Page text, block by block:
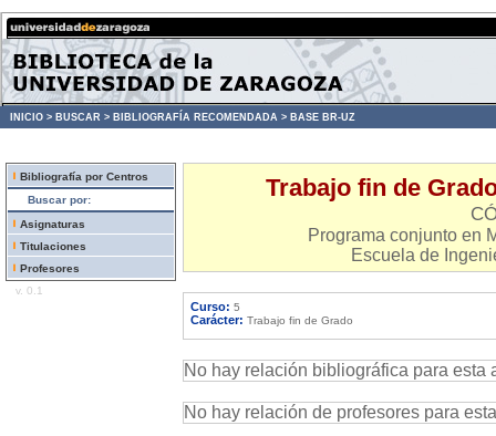
INICIO > BUSCAR > BIBLIOGRAFÍA RECOMENDADA > BASE BR-UZ
Bibliografía por Centros
Buscar por:
Asignaturas
Titulaciones
Profesores
v. 0.1
Trabajo fin de
Programa conjunto en
Escuela de
Curso: 5
Carácter: Trabajo fin de Grado
No hay relación bibliográfica para esta
No hay relación de profesores para